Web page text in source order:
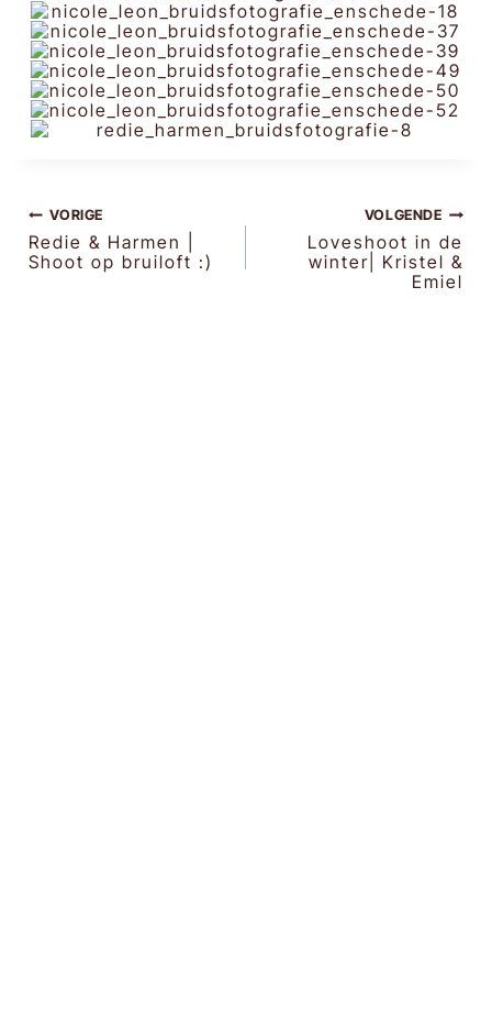
BERICHT
NAVIGATIE
VORIGE
Redie & Harmen |
Shoot op bruiloft :)
VOLGENDE
Loveshoot in de
winter| Kristel &
Emiel